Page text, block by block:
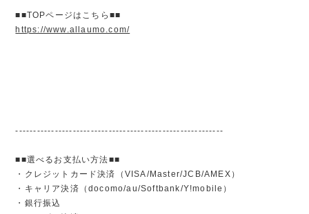
■■TOPページはこちら■■
https://www.allaumo.com/
----------------------------------------------------------
■■選べるお支払い方法■■
・クレジットカード決済（VISA/Master/JCB/AMEX）
・キャリア決済（docomo/au/Softbank/Y!mobile）
・銀行振込